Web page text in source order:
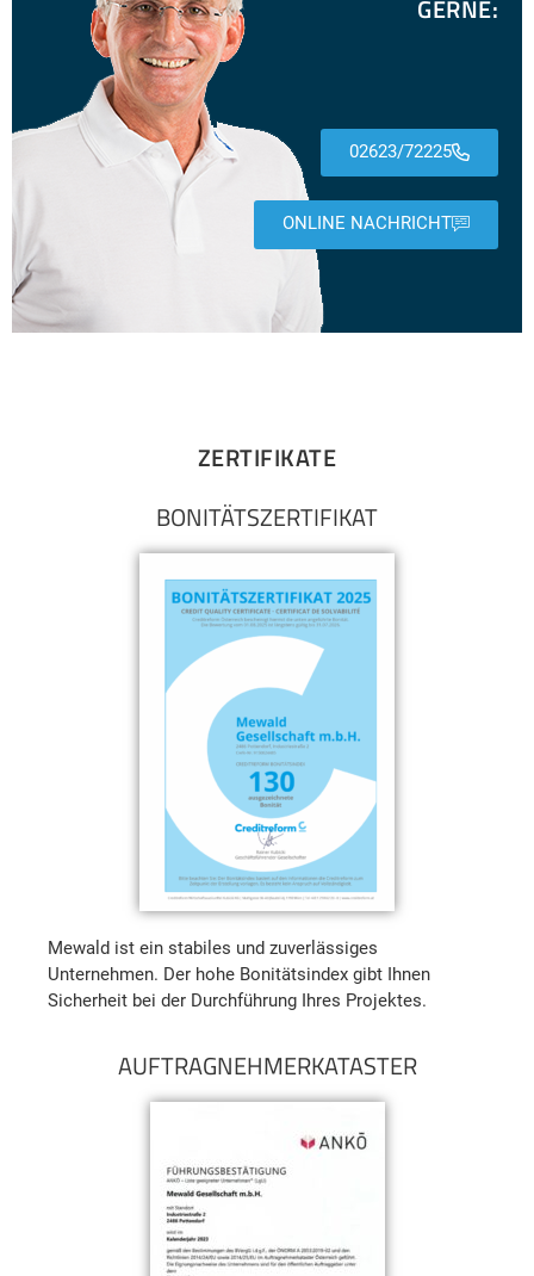
GERNE:
02623/72225
ONLINE NACHRICHT
ZERTIFIKATE
BONITÄTSZERTIFIKAT
Mewald ist ein stabiles und zuverlässiges
Unternehmen. Der hohe Bonitätsindex gibt Ihnen
Sicherheit bei der Durchführung Ihres Projektes.​
AUFTRAGNEHMERKATASTER